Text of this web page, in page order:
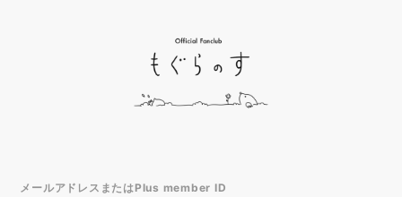
メールアドレスまたはPlus member ID